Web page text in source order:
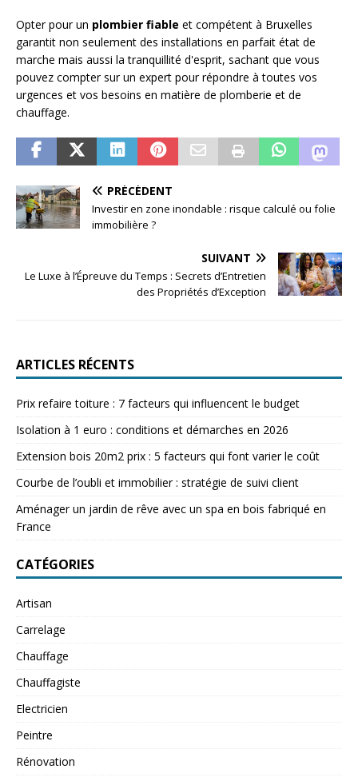
Opter pour un plombier fiable et compétent à Bruxelles
garantit non seulement des installations en parfait état de
marche mais aussi la tranquillité d'esprit, sachant que vous
pouvez compter sur un expert pour répondre à toutes vos
urgences et vos besoins en matière de plomberie et de
chauffage.
PRÉCÉDENT
Investir en zone inondable : risque calculé ou folie
immobilière ?
SUIVANT
Le Luxe à l’Épreuve du Temps : Secrets d’Entretien
des Propriétés d’Exception
ARTICLES RÉCENTS
Prix refaire toiture : 7 facteurs qui influencent le budget
Isolation à 1 euro : conditions et démarches en 2026
Extension bois 20m2 prix : 5 facteurs qui font varier le coût
Courbe de l’oubli et immobilier : stratégie de suivi client
Aménager un jardin de rêve avec un spa en bois fabriqué en
France
CATÉGORIES
Artisan
Carrelage
Chauffage
Chauffagiste
Electricien
Peintre
Rénovation